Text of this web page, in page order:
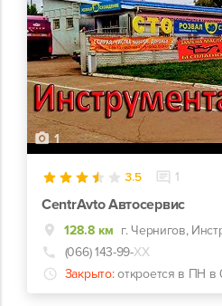
1
3.5 1
CentrAvto Автосервис
128.8 км
(066) 143-99-ХХ
Закрыто: откроется в ПН в